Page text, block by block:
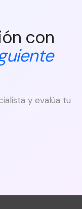
con
y evalúa tu